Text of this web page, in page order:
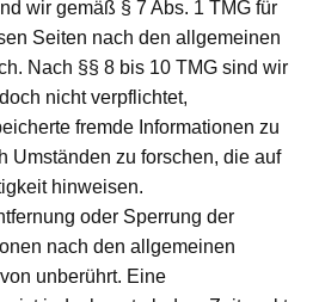
wir gemäß § 7 Abs. 1 TMG für
Seiten nach den allgemeinen
Nach §§ 8 bis 10 TMG sind wir
nicht verpflichtet,
fremde Informationen zu
Umständen zu forschen, die auf
hinweisen.
oder Sperrung der
nach den allgemeinen
unberührt. Eine